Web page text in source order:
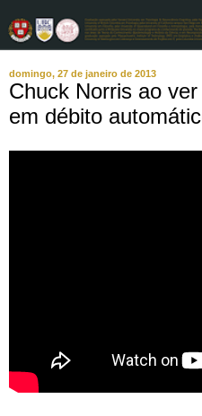
domingo, 27 de janeiro de 2013
Chuck Norris ao
em débito